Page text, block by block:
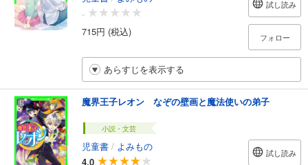
-
715円 (税込)
試し読み
フォロー
あらすじを表示する
魔界王子レオン なぞの壁画と魔法使いの弟子
小説・文芸
児童書 / よみもの
4.0
試し読み